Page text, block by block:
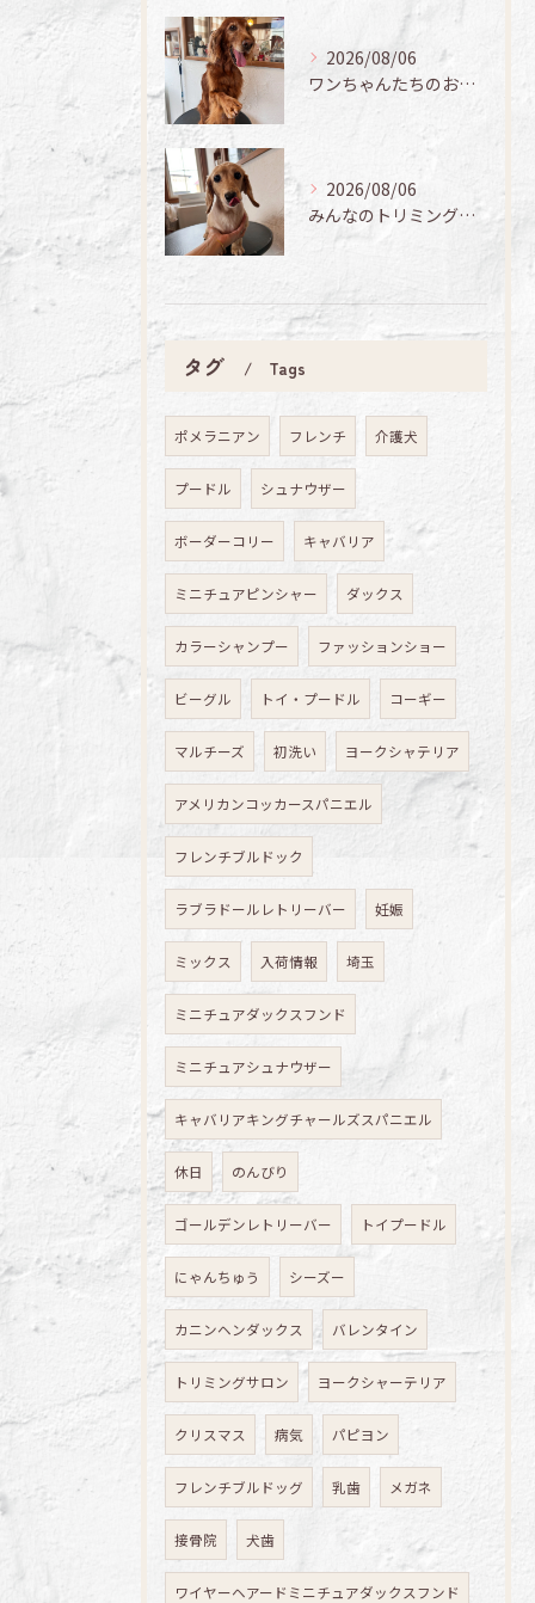
2026/08/06
ワンちゃんたちのお手入れ日記🐶✨
2026/08/06
みんなのトリミング日記🌟
タグ Tags
ポメラニアン フレンチ 介護犬
プードル シュナウザー
ボーダーコリー キャバリア
ミニチュアピンシャー ダックス
カラーシャンプー ファッションショー
ビーグル トイ・プードル コーギー
マルチーズ 初洗い ヨークシャテリア
アメリカンコッカースパニエル
フレンチブルドック
ラブラドールレトリーバー 妊娠
ミックス 入荷情報 埼玉
ミニチュアダックスフンド
ミニチュアシュナウザー
キャバリアキングチャールズスパニエル
休日 のんびり
ゴールデンレトリーバー トイプードル
にゃんちゅう シーズー
カニンヘンダックス バレンタイン
トリミングサロン ヨークシャーテリア
クリスマス 病気 パピヨン
フレンチブルドッグ 乳歯 メガネ
接骨院 犬歯
ワイヤーヘアードミニチュアダックスフンド